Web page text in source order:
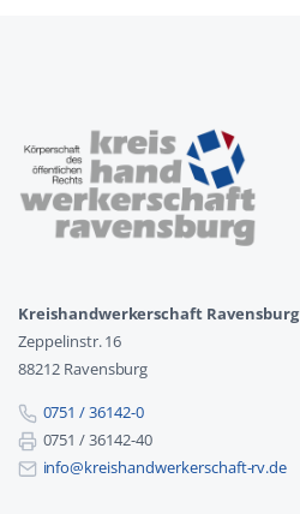
Kreishandwerkerschaft Ravensburg
Zeppelinstr. 16
88212 Ravensburg
0751 / 36142-0
0751 / 36142-40
info@kreishandwerkerschaft-rv.de